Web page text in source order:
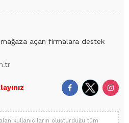
açan firmalara destek
kullanıcıların oluşturduğu tüm